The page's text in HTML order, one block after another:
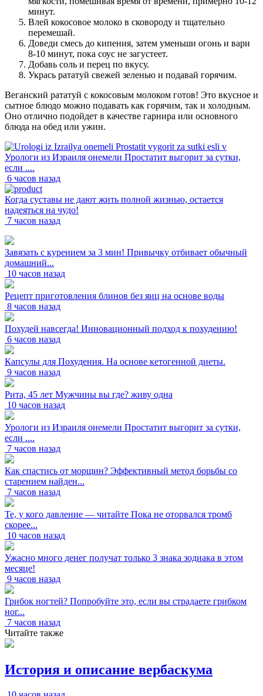
минут.
Влей кокосовое молоко в сковороду и тщательно
перемешай.
Доведи смесь до кипения, затем уменьши огонь и вари
8-10 минут, пока соус не загустеет.
Добавь соль и перец по вкусу.
Укрась рататуй свежей зеленью и подавай горячим.
Веганский рататуй с кокосовым молоком готов! Это вкусное и
сытное блюдо можно подавать как горячим, так и холодным.
Оно отлично подойдет в качестве гарнира или основного
блюда на обед или ужин.
Урологи из Израиля онемели Простатит выгорит за сутки,
если ....
6 часов назад
Когда суставы не дают жить полной жизнью, остается
надеяться на чудо!
7 часов назад
Завязать с курением за 3 мин! Привычку отбивает обычный
домашний...
10 часов назад
Рецепт приготовления блинов без яиц на основе воды
8 часов назад
Похудей навсегда! Инновационный подход к похудению!
6 часов назад
Капсулы для Похудения. На основе кетогенной диеты.
9 часов назад
Рита, 45 лет Мужчины вы где? живу одна
10 часов назад
Урологи из Израиля онемели Простатит выгорит за сутки,
если ....
7 часов назад
Как спастись от морщин? Эффективный метод борьбы со
старением найден...
7 часов назад
Те, у кого давление — читайте Пока не оторвался тромб
скорее...
10 часов назад
Ужасно много денег получат только 3 знака зодиака в этом
месяце!
9 часов назад
Грибок ногтей? Попробуйте это, если вы страдаете грибком
ног...
7 часов назад
Читайте также
История и описание вербаскума